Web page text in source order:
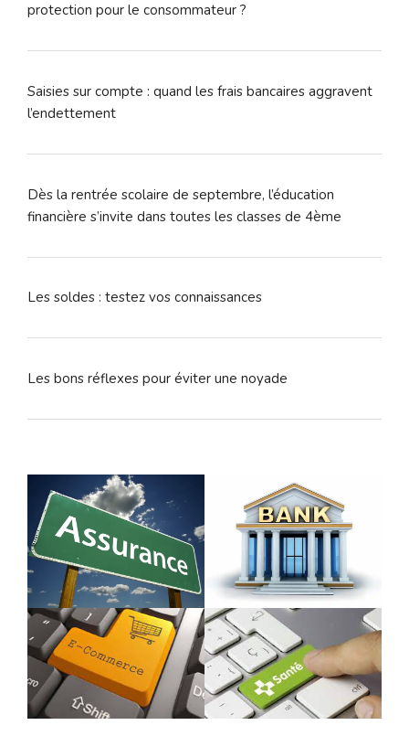
protection pour le consommateur ?
Saisies sur compte : quand les frais bancaires aggravent
l’endettement
Dès la rentrée scolaire de septembre, l’éducation
financière s’invite dans toutes les classes de 4ème
Les soldes : testez vos connaissances
Les bons réflexes pour éviter une noyade